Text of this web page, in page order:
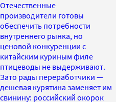
Отечественные
производители готовы
обеспечить потребности
внутреннего рынка, но
ценовой конкуренции с
китайским куриным филе
птицеводы не выдерживают.
Зато рады переработчики —
дешевая курятина заменяет им
свинину: российский окорок